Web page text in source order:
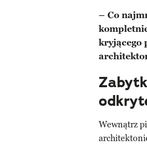
– Co
kryjącego
Wewnątrz